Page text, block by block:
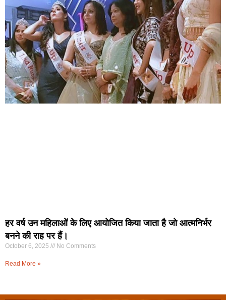
हर वर्ष उन महिलाओं के लिए आयोजित किया जाता है जो आत्मनिर्भर
बनने की राह पर हैं।
October 6, 2025 No Comments
Read More »